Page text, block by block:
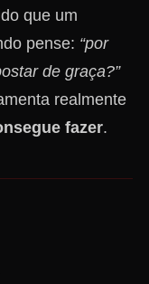
que um
pense: “por
de graça?”
realmente
fazer.